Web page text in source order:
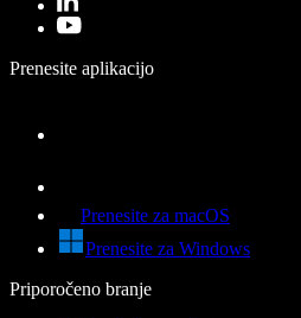
Prenesite aplikacijo
Prenesite za macOS
Prenesite za Windows
Priporočeno branje